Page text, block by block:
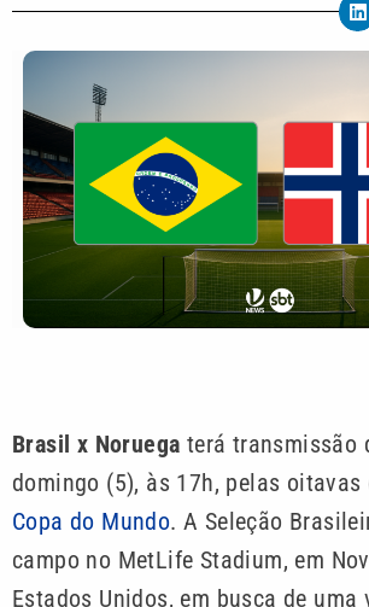
Brasil x Noruega terá transmissão
domingo (5), às 17h, pelas
Copa do Mundo. A Seleção
campo no MetLife Stadium, em
Estados Unidos, em busca de uma